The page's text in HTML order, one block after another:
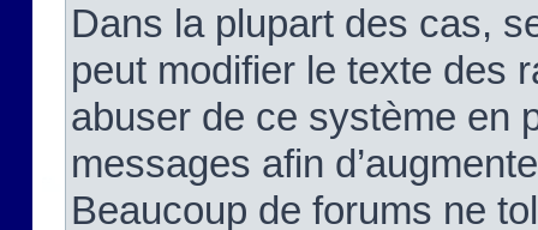
Dans la plupart des cas,
peut modifier le texte des
abuser de ce système en
messages afin
Beaucoup de forums ne